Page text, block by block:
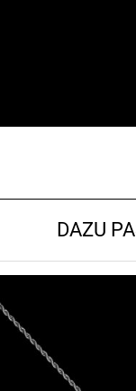
DAZU